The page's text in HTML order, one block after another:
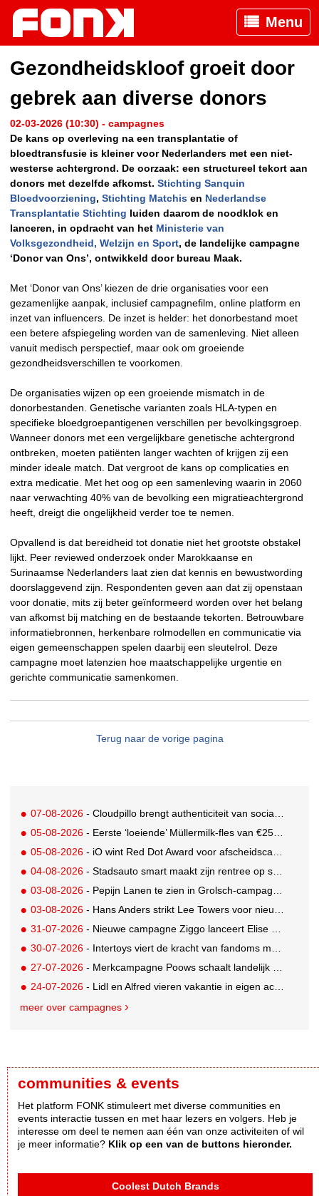
Menu
Gezondheidskloof groeit door
gebrek aan diverse donors
02-03-2026 (10:30) - campagnes
De kans op overleving na een transplantatie of
bloedtransfusie is kleiner voor Nederlanders met een niet-
westerse achtergrond. De oorzaak: een structureel tekort aan
donors met dezelfde afkomst. Stichting Sanquin
Bloedvoorziening, Stichting Matchis en Nederlandse
Transplantatie Stichting luiden daarom de noodklok en
lanceren, in opdracht van het Ministerie van
Volksgezondheid, Welzijn en Sport, de landelijke campagne
‘Donor van Ons’, ontwikkeld door bureau Maak.
Met ‘Donor van Ons’ kiezen de drie organisaties voor een
gezamenlijke aanpak, inclusief campagnefilm, online platform en
inzet van influencers. De inzet is helder: het donorbestand moet
een betere afspiegeling worden van de samenleving. Niet alleen
vanuit medisch perspectief, maar ook om groeiende
gezondheidsverschillen te voorkomen.
De organisaties wijzen op een groeiende mismatch in de
donorbestanden. Genetische varianten zoals HLA-typen en
specifieke bloedgroepantigenen verschillen per bevolkingsgroep.
Wanneer donors met een vergelijkbare genetische achtergrond
ontbreken, moeten patiënten langer wachten of krijgen zij een
minder ideale match. Dat vergroot de kans op complicaties en
extra medicatie. Met het oog op een samenleving waarin in 2060
naar verwachting 40% van de bevolking een migratieachtergrond
heeft, dreigt die ongelijkheid verder toe te nemen.
Opvallend is dat bereidheid tot donatie niet het grootste obstakel
lijkt. Peer reviewed onderzoek onder Marokkaanse en
Surinaamse Nederlanders laat zien dat kennis en bewustwording
doorslaggevend zijn. Respondenten geven aan dat zij openstaan
voor donatie, mits zij beter geïnformeerd worden over het belang
van afkomst bij matching en de bestaande tekorten. Betrouwbare
informatiebronnen, herkenbare rolmodellen en communicatie via
eigen gemeenschappen spelen daarbij een sleutelrol. Deze
campagne moet latenzien hoe maatschappelijke urgentie en
gerichte communicatie samenkomen.
Terug naar de vorige pagina
07-08-2026 - Cloudpillo brengt authenticiteit van social naar tv
05-08-2026 - Eerste ‘loeiende’ Müllermilk-fles van €25.000,- gevonden
05-08-2026 - iO wint Red Dot Award voor afscheidscampagne Peter Houtman bij Feyenoord
04-08-2026 - Stadsauto smart maakt zijn rentree op straat met een wereldwijde muurschilderingcampagne
03-08-2026 - Pepijn Lanen te zien in Grolsch-campagne voor nieuwe Grolsch CAL
03-08-2026 - Hans Anders strikt Lee Towers voor nieuwe campagne
31-07-2026 - Nieuwe campagne Ziggo lanceert Elise Schaap als expert over de Nederlandse voetbalbeleving
30-07-2026 - Intertoys viert de kracht van fandoms met nieuwe social media campagne rondom Olivia Rodrigo
27-07-2026 - Merkcampagne Poows schaalt landelijk op met gerichte Out of Home strategie
24-07-2026 - Lidl en Alfred vieren vakantie in eigen achtertuin
meer over campagnes
communities & events
Het platform FONK stimuleert met diverse communities en
events interactie tussen en met haar lezers en volgers. Heb je
interesse om deel te nemen aan één van onze activiteiten of wil
je meer informatie? Klik op een van de buttons hieronder.
Coolest Dutch Brands